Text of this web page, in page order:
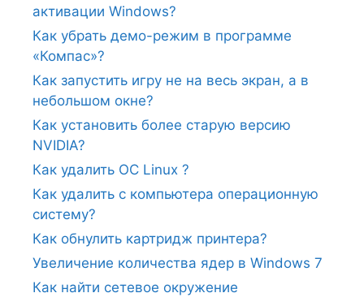
активации Windows?
Как убрать демо-режим в программе
«Компас»?
Как запустить игру не на весь экран, а в
небольшом окне?
Как установить более старую версию
NVIDIA?
Как удалить ОС Linux ?
Как удалить с компьютера операционную
систему?
Как обнулить картридж принтера?
Увеличение количества ядер в Windows 7
Как найти сетевое окружение